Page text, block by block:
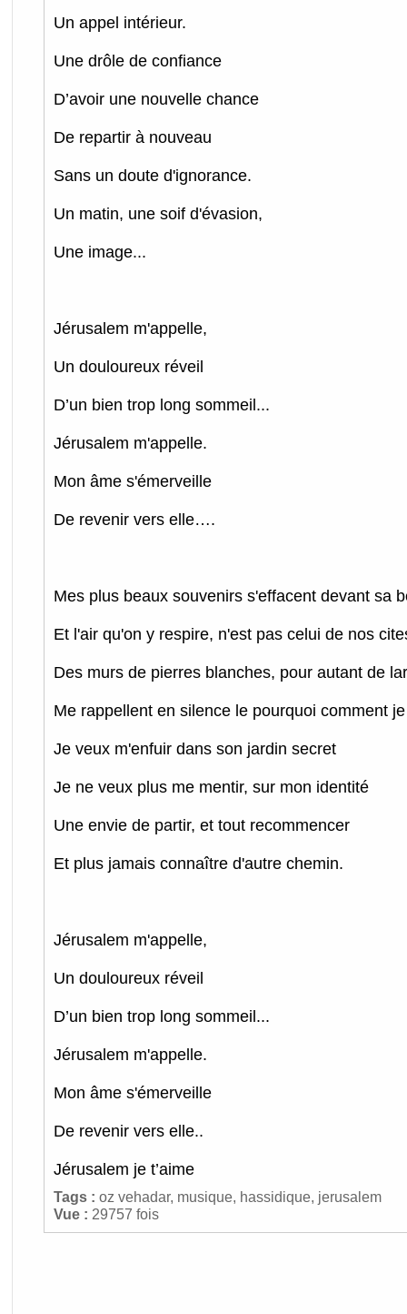
Un appel intérieur.
Une drôle de confiance
D’avoir une nouvelle chance
De repartir à nouveau
Sans un doute d'ignorance.
Un matin, une soif d'évasion,
Une image...
Jérusalem m'appelle,
Un douloureux réveil
D’un bien trop long sommeil...
Jérusalem m'appelle.
Mon âme s'émerveille
De revenir vers elle….
Mes plus beaux souvenirs s'effacent devant sa
Et l'air qu'on y respire, n'est pas celui de nos
Des murs de pierres blanches, pour autant de
Me rappellent en silence le pourquoi comment
Je veux m'enfuir dans son jardin secret
Je ne veux plus me mentir, sur mon identité
Une envie de partir, et tout recommencer
Et plus jamais connaître d'autre chemin.
Jérusalem m'appelle,
Un douloureux réveil
D’un bien trop long sommeil...
Jérusalem m'appelle.
Mon âme s'émerveille
De revenir vers elle..
Jérusalem je t’aime
Tags : oz vehadar, musique, hassidique, jerusalem
Vue : 29757 fois